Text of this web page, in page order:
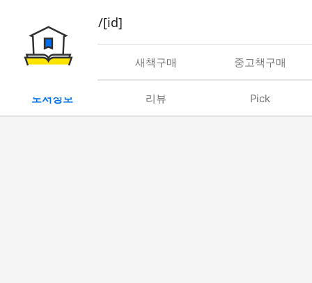
book/rent/[id]
대여 새책구매 중고책구매
도서정보 리뷰 Pick